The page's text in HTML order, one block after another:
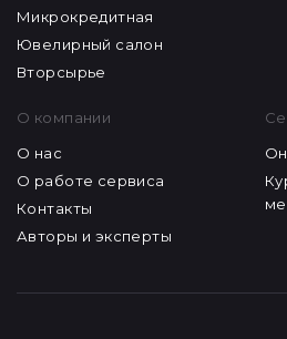
Микрокредитная
Ювелирный салон
Вторсырье
О компании
О нас
О работе сервиса
Контакты
Авторы и эксперты